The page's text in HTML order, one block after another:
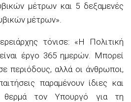
μέτρων και 5 δεξαμενές
μέτρων».
τόνισε: «Η Πολιτική
έργο 365 ημερών. Μπορεί
περιόδους, αλλά οι άνθρωποι,
παραμένουν ίδιες και
θερμά τον Υπουργό για τη